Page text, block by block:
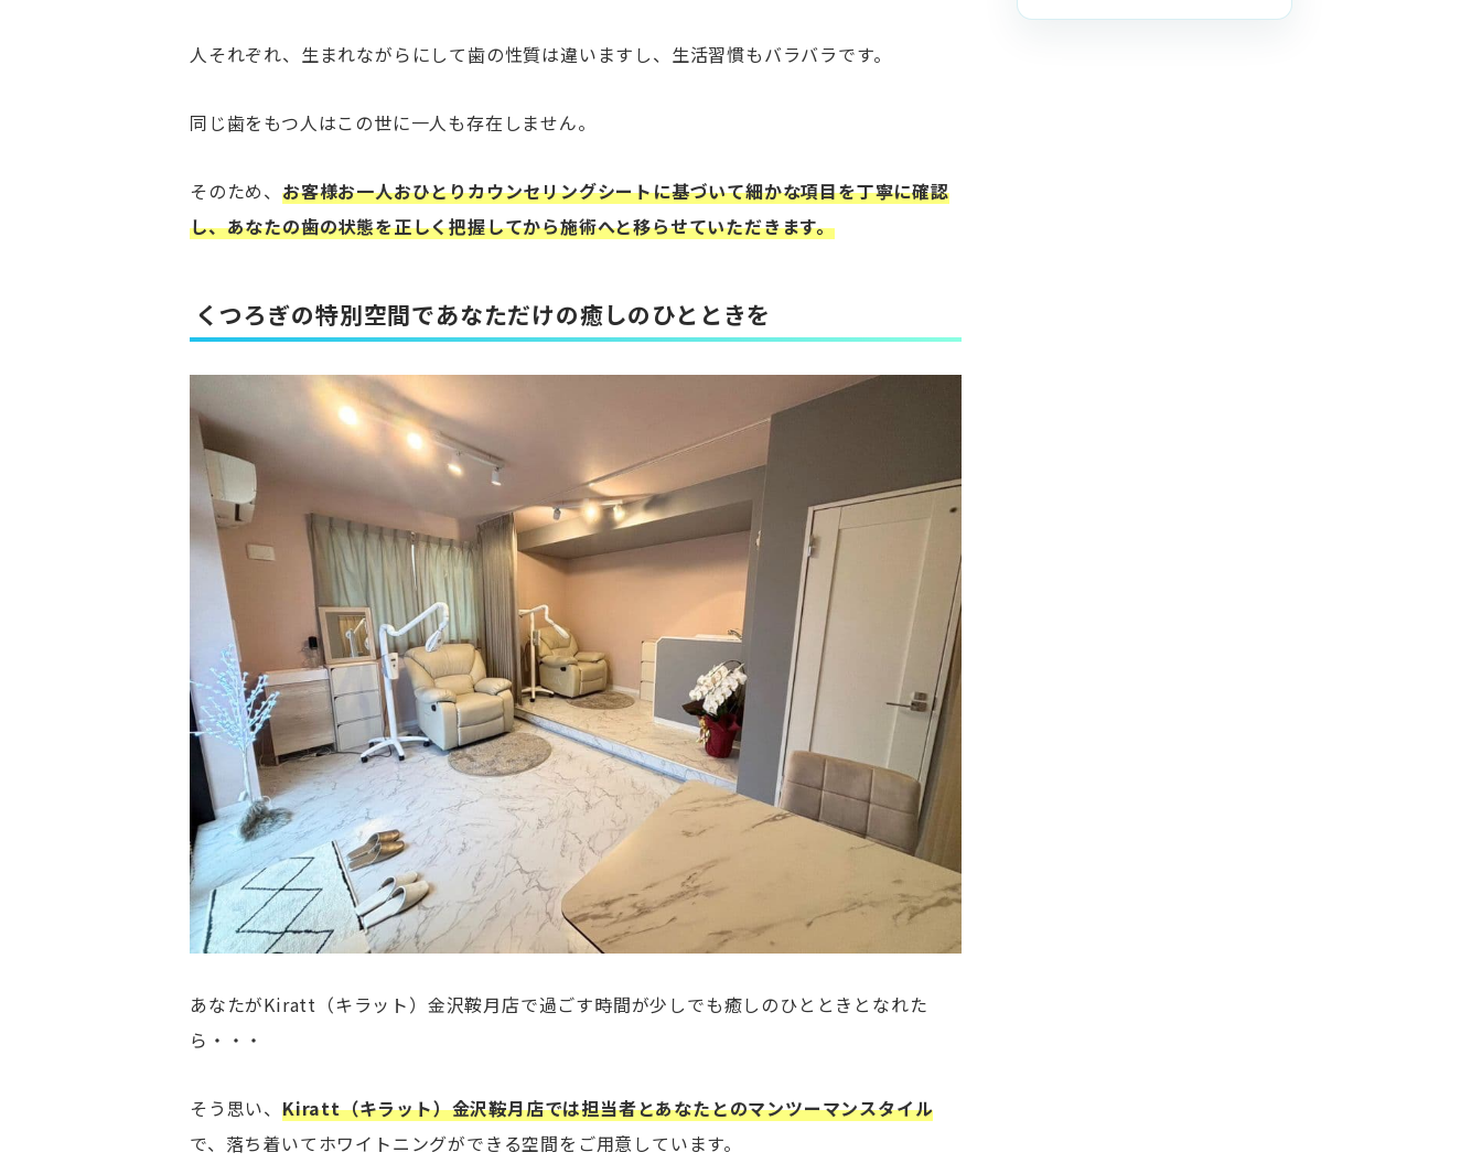
人それぞれ、生まれながらにして歯の性質は違いますし、生活習慣もバラバラです。
同じ歯をもつ人はこの世に一人も存在しません。
そのため、 お客様お一人おひとりカウンセリングシートに基づいて細かな項目を丁寧に確認
し、あなたの歯の状態を正しく把握してから施術へと移らせていただきます。
く つろぎの特別空間であなただけの癒しのひとときを
あなたがKiratt（キラット）金沢鞍月店で過ごす時間が少しでも癒しのひとときとなれた
ら・・・
そう思い、 Kiratt（キラット）金沢鞍月店では担当者とあなたとのマンツーマンスタイル
で、落ち着いてホワイトニングができる空間をご用意しています。